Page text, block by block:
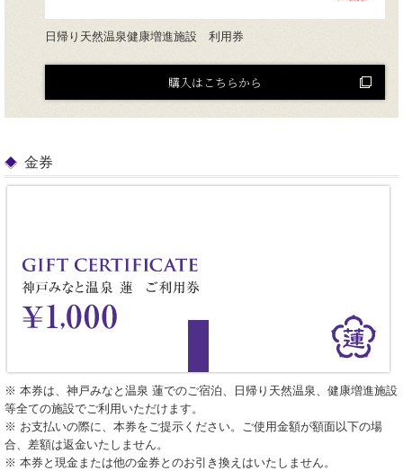
日帰り天然温泉健康増進施設 利用券
購入はこちらから
金券
※ 本券は、神戸みなと温泉 蓮でのご宿泊、日帰り天然温泉、健康増進施設
等全ての施設でご利用いただけます。
※ お支払いの際に、本券をご提示ください。ご使用金額が額面以下の場
合、差額は返金いたしません。
※ 本券と現金または他の金券とのお引き換えはいたしません。